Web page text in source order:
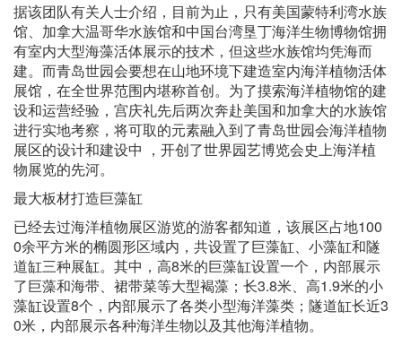
据该团队有关人士介绍，目前为止，只有美国蒙特利湾水族
馆、加拿大温哥华水族馆和中国台湾垦丁海洋生物博物馆拥
有室内大型海藻活体展示的技术，但这些水族馆均凭海而
建。而青岛世园会要想在山地环境下建造室内海洋植物活体
展馆，在全世界范围内堪称首创。为了摸索海洋植物馆的建
设和运营经验，宫庆礼先后两次奔赴美国和加拿大的水族馆
进行实地考察，将可取的元素融入到了青岛世园会海洋植物
展区的设计和建设中 ，开创了世界园艺博览会史上海洋植
物展览的先河。
最大板材打造巨藻缸
已经去过海洋植物展区游览的游客都知道，该展区占地100
0余平方米的椭圆形区域内，共设置了巨藻缸、小藻缸和隧
道缸三种展缸。其中，高8米的巨藻缸设置一个，内部展示
了巨藻和海带、裙带菜等大型褐藻；长3.8米、高1.9米的小
藻缸设置8个，内部展示了各类小型海洋藻类；隧道缸长近3
0米，内部展示各种海洋生物以及其他海洋植物。